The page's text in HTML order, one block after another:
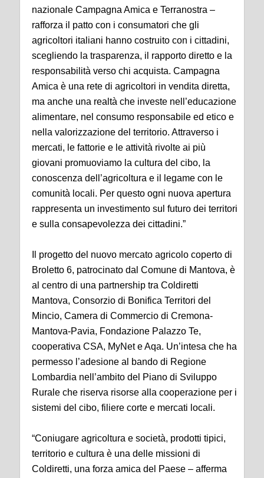
nazionale Campagna Amica e Terranostra –
rafforza il patto con i consumatori che gli
agricoltori italiani hanno costruito con i cittadini,
scegliendo la trasparenza, il rapporto diretto e la
responsabilità verso chi acquista. Campagna
Amica è una rete di agricoltori in vendita diretta,
ma anche una realtà che investe nell’educazione
alimentare, nel consumo responsabile ed etico e
nella valorizzazione del territorio. Attraverso i
mercati, le fattorie e le attività rivolte ai più
giovani promuoviamo la cultura del cibo, la
conoscenza dell’agricoltura e il legame con le
comunità locali. Per questo ogni nuova apertura
rappresenta un investimento sul futuro dei territori
e sulla consapevolezza dei cittadini.”
Il progetto del nuovo mercato agricolo coperto di
Broletto 6, patrocinato dal Comune di Mantova, è
al centro di una partnership tra Coldiretti
Mantova, Consorzio di Bonifica Territori del
Mincio, Camera di Commercio di Cremona-
Mantova-Pavia, Fondazione Palazzo Te,
cooperativa CSA, MyNet e Aqa. Un’intesa che ha
permesso l’adesione al bando di Regione
Lombardia nell’ambito del Piano di Sviluppo
Rurale che riserva risorse alla cooperazione per i
sistemi del cibo, filiere corte e mercati locali.
“Coniugare agricoltura e società, prodotti tipici,
territorio e cultura è una delle missioni di
Coldiretti, una forza amica del Paese – afferma